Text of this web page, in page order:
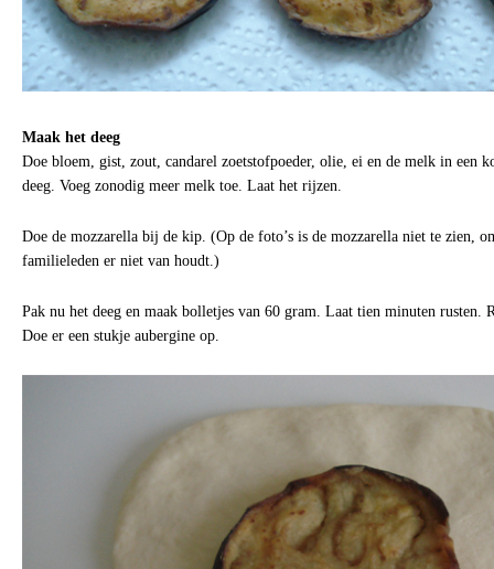
Maak het deeg
Doe bloem, gist, zout, candarel zoetstofpoeder, olie, ei en de melk in een
deeg. Voeg zonodig meer melk toe. Laat het rijzen.
Doe de mozzarella bij de kip. (Op de foto’s is de mozzarella niet te zien,
familieleden er niet van houdt.)
Pak nu het deeg en maak bolletjes van 60 gram. Laat tien minuten rusten.
Doe er een stukje aubergine op.